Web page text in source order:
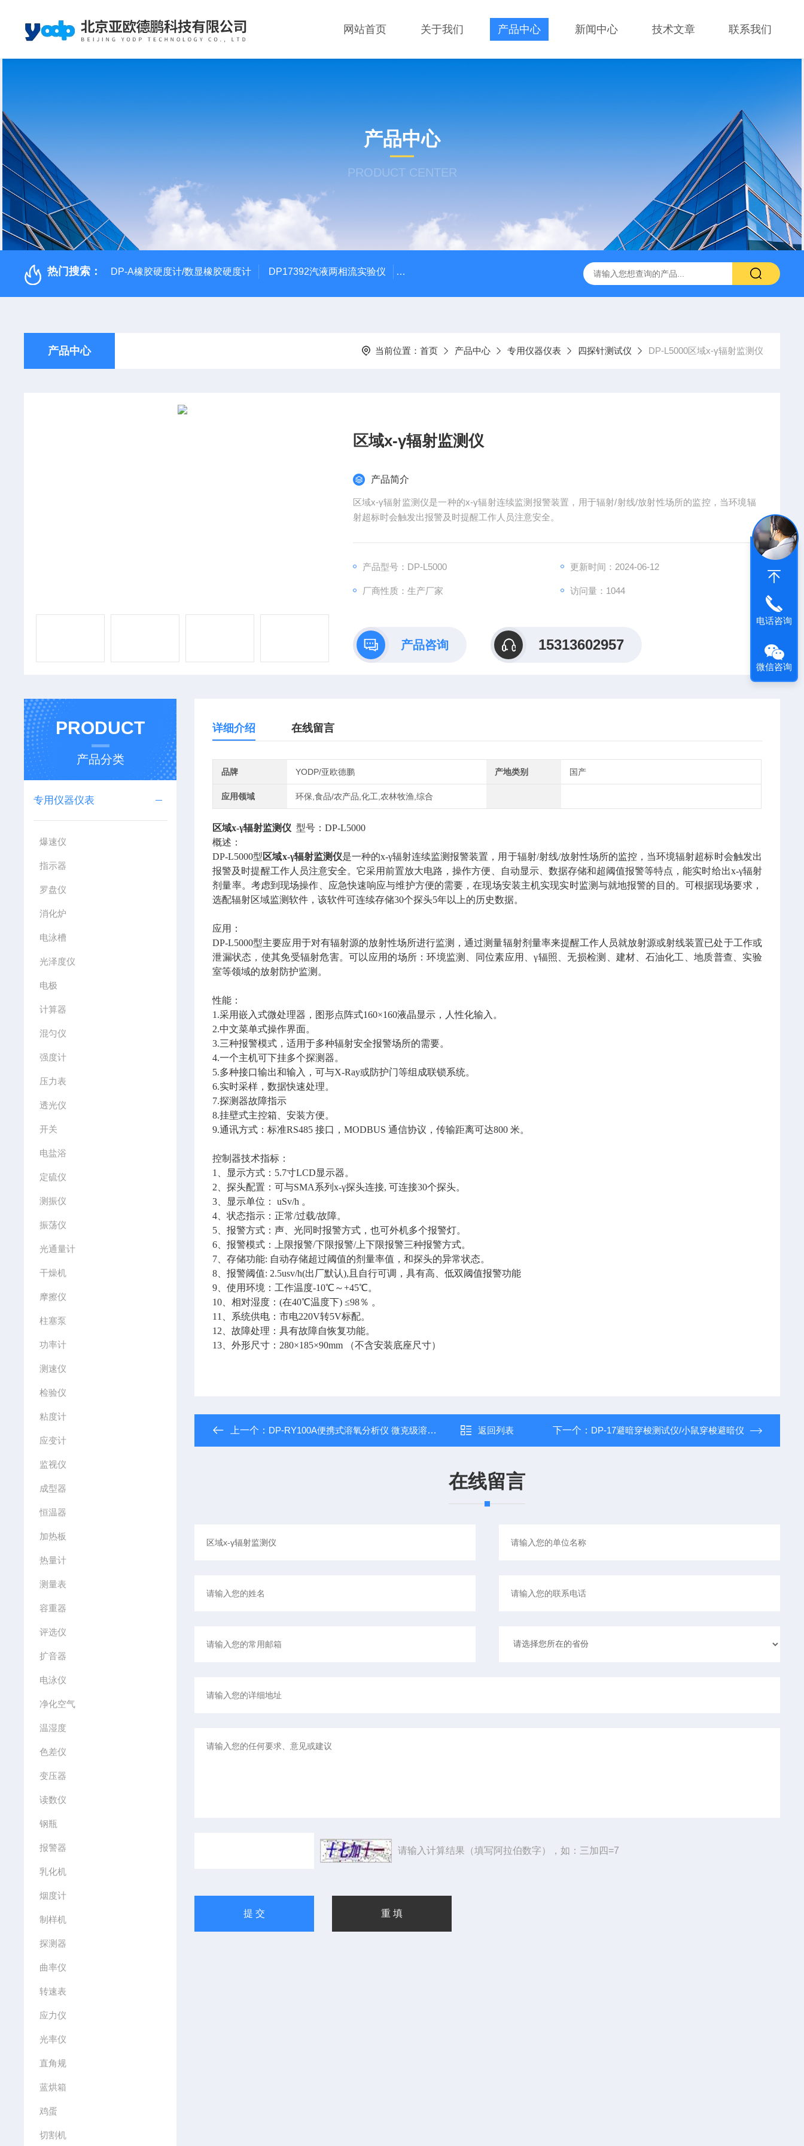
网站首页 关于我们 产品中心 新闻中心 技术文章 联系我们
产品中心
PRODUCT CENTER
热门搜索： DP-A橡胶硬度计/数显橡胶硬度计 DP17392汽液两相流实验仪 DP/DH807A光磁共振系统DP/DH807A DP-BCGY-1便携式测仪/测仪 DP-DFYF-109ZS
产品中心 当前位置： 首页 产品中心 专用仪器仪表 四探针测试仪 DP-L5000区域x-γ辐射监测仪
区域x-γ辐射监测仪
产品简介
区域x-γ辐射监测仪是一种的x-γ辐射连续监测报警装置，用于辐射/射线/放射性场所的监控，当环境辐
射超标时会触发出报警及时提醒工作人员注意安全。
产品型号：DP-L5000 更新时间：2024-06-12
厂商性质：生产厂家 访问量：1044
产品咨询 15313602957
PRODUCT
产品分类
专用仪器仪表
爆速仪
指示器
罗盘仪
消化炉
电泳槽
光泽度仪
电极
计算器
混匀仪
强度计
压力表
透光仪
开关
电盐浴
定硫仪
测振仪
振荡仪
光通量计
干燥机
摩擦仪
柱塞泵
功率计
测速仪
检验仪
粘度计
应变计
监视仪
成型器
恒温器
加热板
热量计
测量表
容重器
评选仪
扩音器
电泳仪
净化空气
温湿度
色差仪
变压器
读数仪
钢瓶
报警器
乳化机
烟度计
制样机
探测器
曲率仪
转速表
应力仪
光率仪
直角规
蓝烘箱
鸡蛋
切割机
详细介绍 在线留言
品牌 YODP/亚欧德鹏 产地类别 国产
应用领域 环保,食品/农产品,化工,农林牧渔,综合
区域x-γ辐射监测仪 型号：DP-L5000
概述：
DP-L5000型 区域x-γ辐射监测仪是一种的x-γ辐射连续监测报警装置，用于辐射/射线/放射性场所的监控，当环境辐射超标时会触发出
报警及时提醒工作人员注意安全。它采用前置放大电路，操作方便、自动显示、数据存储和超阈值报警等特点，能实时给出x-γ辐射
剂量率。考虑到现场操作、应急快速响应与维护方便的需要，在现场安装主机实现实时监测与就地报警的目的。可根据现场要求，
选配辐射区域监测软件，该软件可连续存储30个探头5年以上的历史数据。
应用：
DP-L5000型主要应用于对有辐射源的放射性场所进行监测，通过测量辐射剂量率来提醒工作人员就放射源或射线装置已处于工作或
泄漏状态，使其免受辐射危害。可以应用的场所：环境监测、同位素应用、γ辐照、无损检测、建材、石油化工、地质普查、实验
室等领域的放射防护监测。
性能：
1.采用嵌入式微处理器，图形点阵式160×160液晶显示，人性化输入。
2.中文菜单式操作界面。
3.三种报警模式，适用于多种辐射安全报警场所的需要。
4.一个主机可下挂多个探测器。
5.多种接口输出和输入，可与X-Ray或防护门等组成联锁系统。
6.实时采样，数据快速处理。
7.探测器故障指示
8.挂壁式主控箱、安装方便。
9.通讯方式：标准RS485 接口，MODBUS 通信协议，传输距离可达800 米。
控制器技术指标：
1、显示方式：5.7寸LCD显示器。
2、探头配置：可与SMA系列x-γ探头连接, 可连接30个探头。
3、显示单位： uSv/h 。
4、状态指示：正常/过载/故障。
5、报警方式：声、光同时报警方式，也可外机多个报警灯。
6、报警模式：上限报警/下限报警/上下限报警三种报警方式。
7、存储功能: 自动存储超过阈值的剂量率值，和探头的异常状态。
8、报警阈值: 2.5usv/h(出厂默认),且自行可调，具有高、低双阈值报警功能
9、使用环境：工作温度-10℃～+45℃。
10、相对湿度：(在40℃温度下) ≤98％ 。
11、系统供电：市电220V转5V标配。
12、故障处理：具有故障自恢复功能。
13、外形尺寸：280×185×90mm （不含安装底座尺寸）
上一个： DP-RY100A便携式溶氧分析仪 微克级溶解氧检测仪 返回列表 下一个： DP-17避暗穿梭测试仪/小鼠穿梭避暗仪
在线留言
请输入计算结果（填写阿拉伯数字），如：三加四=7
电话咨询
微信咨询